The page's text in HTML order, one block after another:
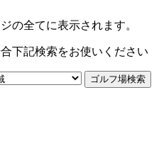
の全てに表示されます。
下記検索をお使いください